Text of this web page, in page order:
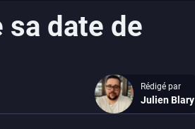
sa date de
Rédigé par
Julien Blary